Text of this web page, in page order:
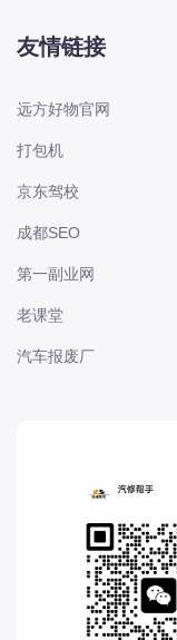
昌河
长安
长安-凯程
长安-欧尚
D
东南
东风富康
东风小康
东风景逸
东风纳米
友情链接
远方好物官网
打包机
京东驾校
成都SEO
第一副业网
老课堂
汽车报废厂